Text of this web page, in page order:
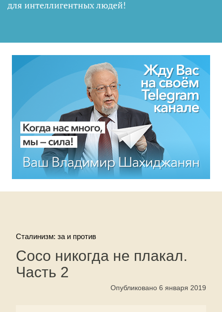
для интеллигентных людей!
Сталинизм: за и против
Сосо никогда не плакал.
Часть 2
Опубликовано 6 января 2019